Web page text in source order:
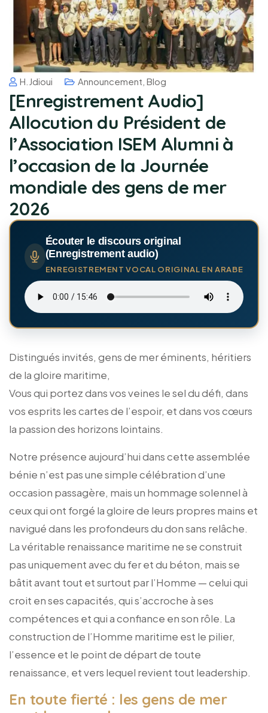
H.jdioui Announcement Blog
[Enregistrement Audio]
Allocution du Président de
l’Association ISEM Alumni à
l’occasion de la Journée
mondiale des gens de mer
2026
Écouter le discours original
(Enregistrement audio)
ENREGISTREMENT VOCAL ORIGINAL EN ARABE
Distingués invités, gens de mer éminents, héritiers
de la gloire maritime,
Vous qui portez dans vos veines le sel du défi, dans
vos esprits les cartes de l’espoir, et dans vos cœurs
la passion des horizons lointains.
Notre présence aujourd’hui dans cette assemblée
bénie n’est pas une simple célébration d’une
occasion passagère, mais un hommage solennel à
ceux qui ont forgé la gloire de leurs propres mains et
navigué dans les profondeurs du don sans relâche.
La véritable renaissance maritime ne se construit
pas uniquement avec du fer et du béton, mais se
bâtit avant tout et surtout par l’Homme — celui qui
croit en ses capacités, qui s’accroche à ses
compétences et qui a confiance en son rôle. La
construction de l’Homme maritime est le pilier,
l’essence et le point de départ de toute
renaissance, et vers lequel revient tout leadership.
En toute fierté : les gens de mer